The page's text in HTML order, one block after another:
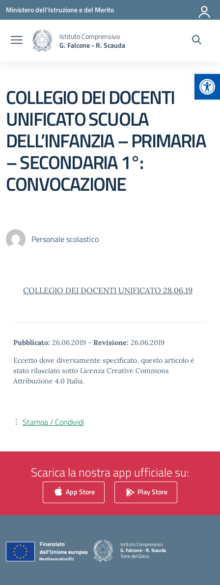
Vai ai contenuti
Vai al menu di navigazione
Vai al footer
Ministero dell'Istruzione e del Merito
Istituto Comprensivo
G. Falcone - R. Scauda
COLLEGIO DEI DOCENTI
UNIFICATO SCUOLA
DELL’INFANZIA – PRIMARIA
– SECONDARIA 1°:
CONVOCAZIONE
Personale scolastico
COLLEGIO DEI DOCENTI UNIFICATO 28.06.19
Pubblicato: 26.06.2019 - Revisione: 26.06.2019
Eccetto dove diversamente specificato, questo articolo è
stato rilasciato sotto Licenza Creative Commons
Attribuzione 4.0 Italia.
Stampa / Condividi
Scarica la nostra app ufficiale su:
App Store Play Store
Istituto Comprensivo
G. Falcone - R. Scauda
Torre del Greco